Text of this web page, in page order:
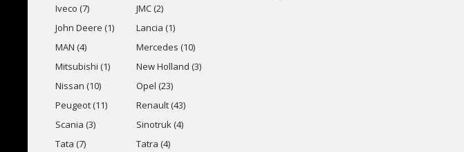
Iveco (7)
JMC (2)
John Deere (1)
Lancia (1)
MAN (4)
Mercedes (10)
Mitsubishi (1)
New Holland (3)
Nissan (10)
Opel (23)
Peugeot (11)
Renault (43)
Scania (3)
Sinotruk (4)
Tata (7)
Tatra (4)